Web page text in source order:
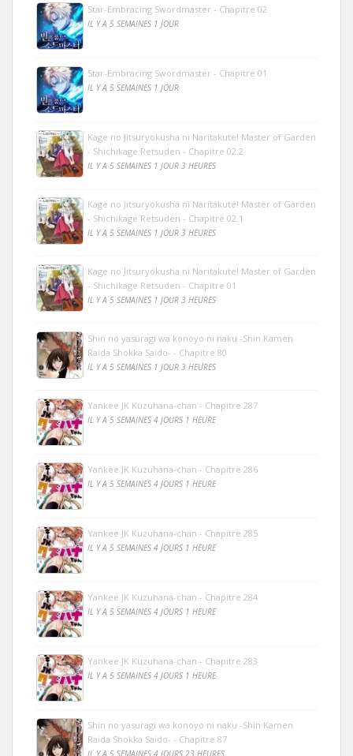
Star-Embracing Swordmaster - Chapitre 02
IL Y A 5 SEMAINES 1 JOUR
Star-Embracing Swordmaster - Chapitre 01
IL Y A 5 SEMAINES 1 JOUR
Kage no Jitsuryokusha ni Naritakute! Master of Garden
- Shichikage Retsuden - Chapitre 02.2
IL Y A 5 SEMAINES 1 JOUR 3 HEURES
Kage no Jitsuryokusha ni Naritakute! Master of Garden
- Shichikage Retsuden - Chapitre 02.1
IL Y A 5 SEMAINES 1 JOUR 3 HEURES
Kage no Jitsuryokusha ni Naritakute! Master of Garden
- Shichikage Retsuden - Chapitre 01
IL Y A 5 SEMAINES 1 JOUR 3 HEURES
Shin no yasuragi wa konoyo ni naku -Shin Kamen
Raida Shokka Saido- - Chapitre 80
IL Y A 5 SEMAINES 1 JOUR 3 HEURES
Yankee JK Kuzuhana-chan - Chapitre 287
IL Y A 5 SEMAINES 4 JOURS 1 HEURE
Yankee JK Kuzuhana-chan - Chapitre 286
IL Y A 5 SEMAINES 4 JOURS 1 HEURE
Yankee JK Kuzuhana-chan - Chapitre 285
IL Y A 5 SEMAINES 4 JOURS 1 HEURE
Yankee JK Kuzuhana-chan - Chapitre 284
IL Y A 5 SEMAINES 4 JOURS 1 HEURE
Yankee JK Kuzuhana-chan - Chapitre 283
IL Y A 5 SEMAINES 4 JOURS 1 HEURE
Shin no yasuragi wa konoyo ni naku -Shin Kamen
Raida Shokka Saido- - Chapitre 87
IL Y A 5 SEMAINES 4 JOURS 23 HEURES